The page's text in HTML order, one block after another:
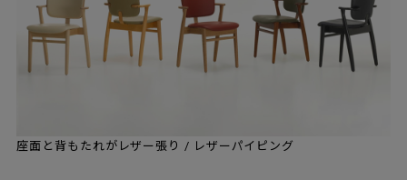
座面と背もたれがレザー張り / レザーパイピング